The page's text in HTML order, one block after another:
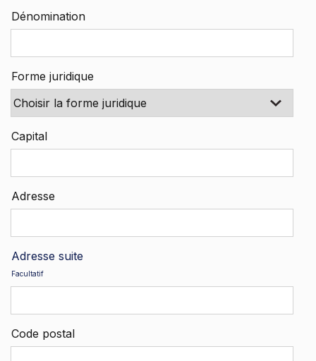
Dénomination
Forme juridique
Capital
Adresse
Adresse suite
Facultatif
Code postal